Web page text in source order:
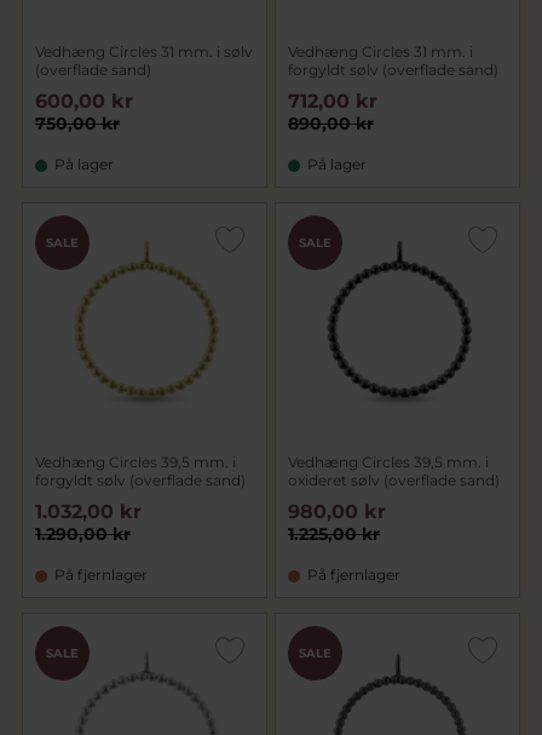
Vedhæng Circles 31 mm. i sølv
(overflade sand)
750,00 kr
600,00 kr
På lager
Vedhæng Circles 31 mm. i
forgyldt sølv (overflade sand)
890,00 kr
712,00 kr
På lager
SALE
Vedhæng Circles 39,5 mm. i
forgyldt sølv (overflade sand)
1.290,00 kr
1.032,00 kr
På fjernlager
SALE
Vedhæng Circles 39,5 mm. i
oxideret sølv (overflade sand)
1.225,00 kr
980,00 kr
På fjernlager
SALE SALE